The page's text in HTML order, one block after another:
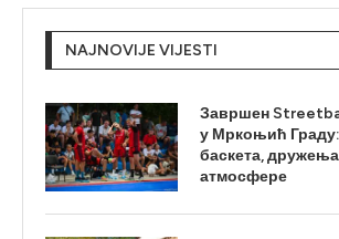
NAJNOVIJE VIJESTI
Завршен
у Мркоњић
баскета, дружења
атмосфере